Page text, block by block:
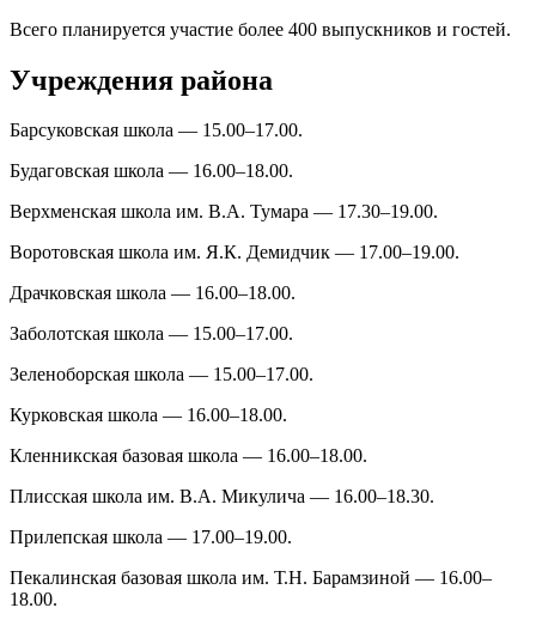
Всего планируется участие более 400 выпускников и гостей.
Учреждения района
Барсуковская школа — 15.00–17.00.
Будаговская школа — 16.00–18.00.
Верхменская школа им. В.А. Тумара — 17.30–19.00.
Воротовская школа им. Я.К. Демидчик — 17.00–19.00.
Драчковская школа — 16.00–18.00.
Заболотская школа — 15.00–17.00.
Зеленоборская школа — 15.00–17.00.
Курковская школа — 16.00–18.00.
Кленникская базовая школа — 16.00–18.00.
Плисская школа им. В.А. Микулича — 16.00–18.30.
Прилепская школа — 17.00–19.00.
Пекалинская базовая школа им. Т.Н. Барамзиной — 16.00–
18.00.